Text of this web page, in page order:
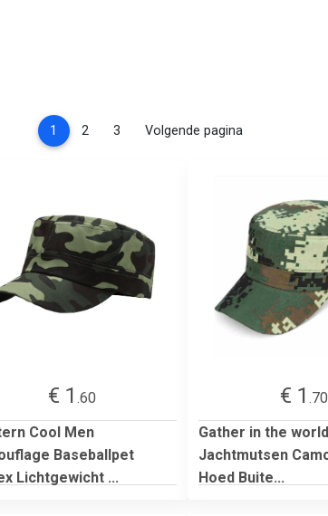
1 (current)
2 3 Volgende pagina
€ 1 .60
Cool Men
Baseballpet
Lichtgewicht ...
€ 1 .70
Gather in the
Jachtmutsen
Hoed Buite...